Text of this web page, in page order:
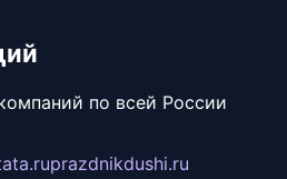
по всей России
prazdnikdushi.ru